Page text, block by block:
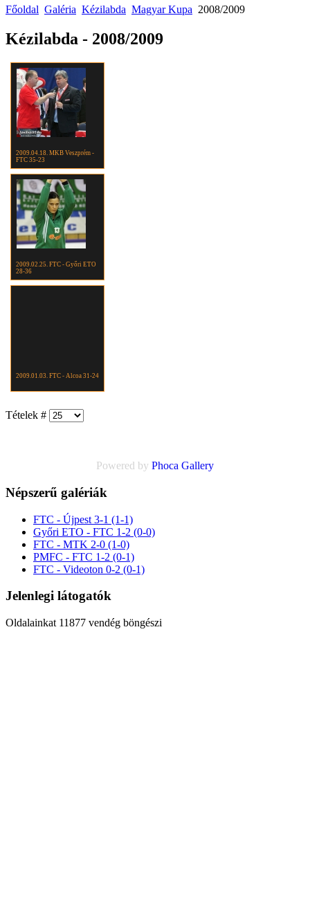
Főoldal Galéria Kézilabda Magyar Kupa 2008/2009
Kézilabda - 2008/2009
2009.04.18. MKB Veszprém -
FTC 35-23
2009.02.25. FTC - Győri ETO
28-36
2009.01.03. FTC - Alcoa 31-24
Tételek #
Powered by Phoca Gallery
Népszerű galériák
FTC - Újpest 3-1 (1-1)
Győri ETO - FTC 1-2 (0-0)
FTC - MTK 2-0 (1-0)
PMFC - FTC 1-2 (0-1)
FTC - Videoton 0-2 (0-1)
Jelenlegi látogatók
Oldalainkat 11877 vendég böngészi